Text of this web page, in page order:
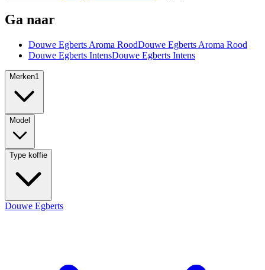
Ga naar
Douwe Egberts Aroma RoodDouwe Egberts Aroma Rood
Douwe Egberts IntensDouwe Egberts Intens
Merken1
Model
Type koffie
Douwe Egberts